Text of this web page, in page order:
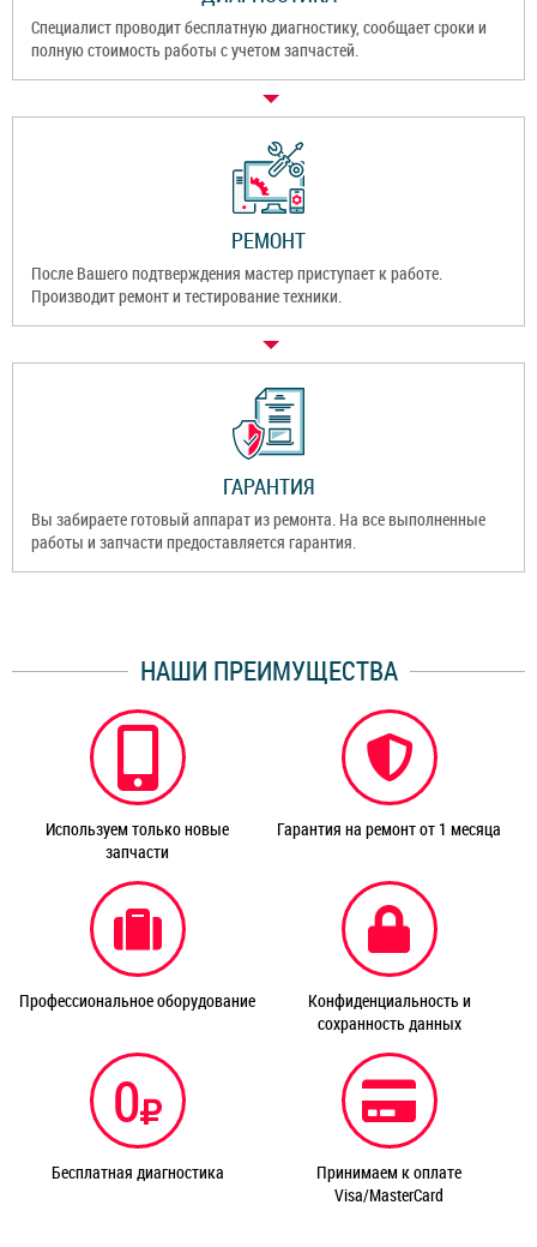
Специалист проводит бесплатную диагностику, сообщает сроки и
полную стоимость работы с учетом запчастей.
РЕМОНТ
После Вашего подтверждения мастер приступает к работе.
Производит ремонт и тестирование техники.
ГАРАНТИЯ
Вы забираете готовый аппарат из ремонта. На все выполненные
работы и запчасти предоставляется гарантия.
НАШИ ПРЕИМУЩЕСТВА
Используем только новые
запчасти
Гарантия на ремонт от 1 месяца
Профессиональное оборудование
Конфиденциальность и
сохранность данных
0
Бесплатная диагностика
Принимаем к оплате
Visa/MasterCard